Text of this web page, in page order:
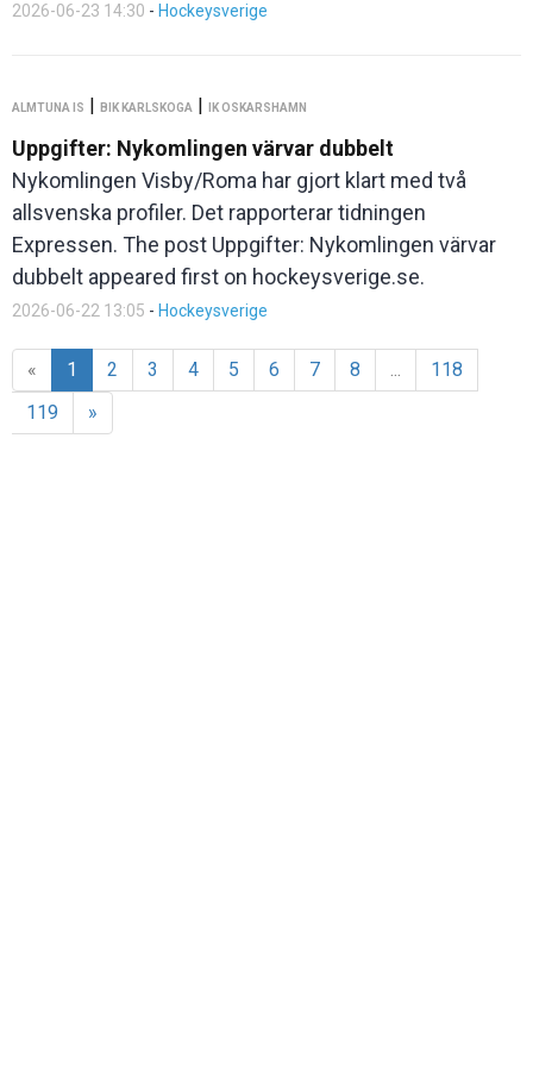
2026-06-23 14:30 - Hockeysverige
ALMTUNA IS | BIK KARLSKOGA | IK OSKARSHAMN
Uppgifter: Nykomlingen värvar dubbelt
Nykomlingen Visby/Roma har gjort klart med två
allsvenska profiler. Det rapporterar tidningen
Expressen. The post Uppgifter: Nykomlingen värvar
dubbelt appeared first on hockeysverige.se.
2026-06-22 13:05 - Hockeysverige
« 1 2 3 4 5 6 7 8 ...
118
119
»